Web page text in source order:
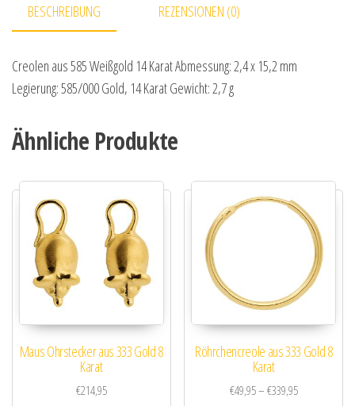
BESCHREIBUNG REZENSIONEN (0)
Creolen aus 585 Weißgold 14 Karat Abmessung: 2,4 x 15,2 mm
Legierung: 585/000 Gold, 14 Karat Gewicht: 2,7 g
Ähnliche Produkte
Maus Ohrstecker aus 333 Gold 8
Karat
€214,95
Röhrchencreole aus 333 Gold 8
Karat
€49,95–€339,95Preisspanne: